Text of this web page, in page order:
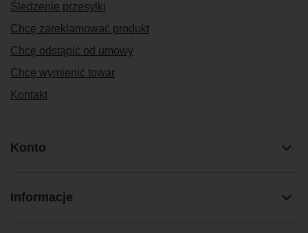
Śledzenie przesyłki
Chcę zareklamować produkt
Chcę odstąpić od umowy
Chcę wymienić towar
Kontakt
Konto
Informacje